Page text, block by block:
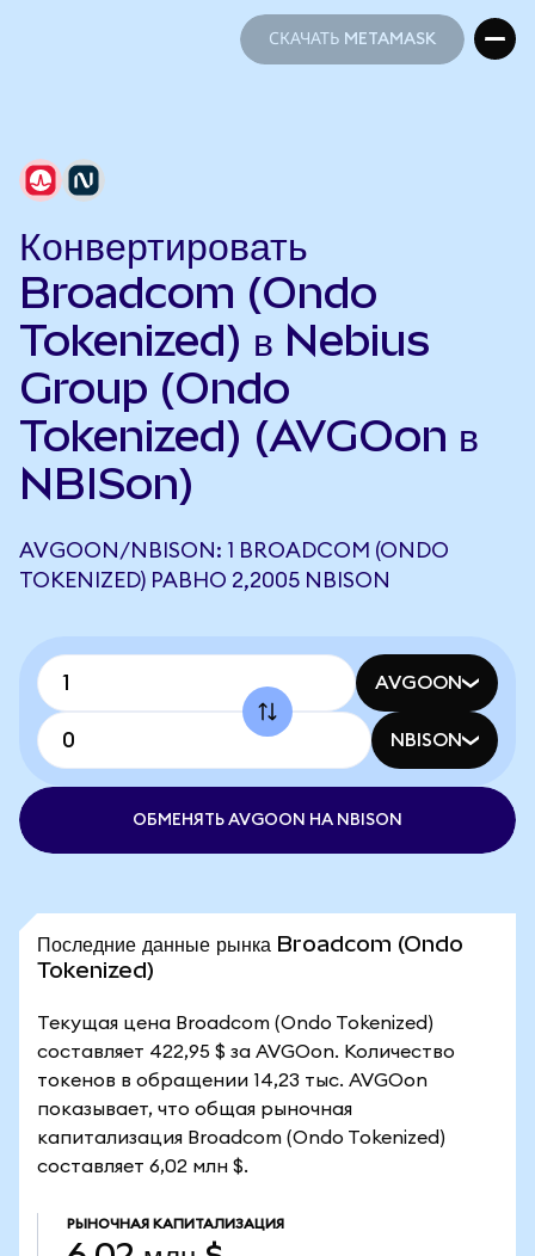
СКАЧАТЬ METAMASK
Конвертировать
Broadcom (Ondo
Tokenized) в Nebius
Group (Ondo
Tokenized) (AVGOon в
NBISon)
AVGOON/NBISON: 1 BROADCOM (ONDO
TOKENIZED) РАВНО 2,2005 NBISON
AVGOON
NBISON
ОБМЕНЯТЬ AVGOON НА NBISON
Последние данные рынка Broadcom (Ondo
Tokenized)
Текущая цена Broadcom (Ondo Tokenized)
составляет 422,95 $ за AVGOon. Количество
токенов в обращении 14,23 тыс. AVGOon
показывает, что общая рыночная
капитализация Broadcom (Ondo Tokenized)
составляет 6,02 млн $.
РЫНОЧНАЯ КАПИТАЛИЗАЦИЯ